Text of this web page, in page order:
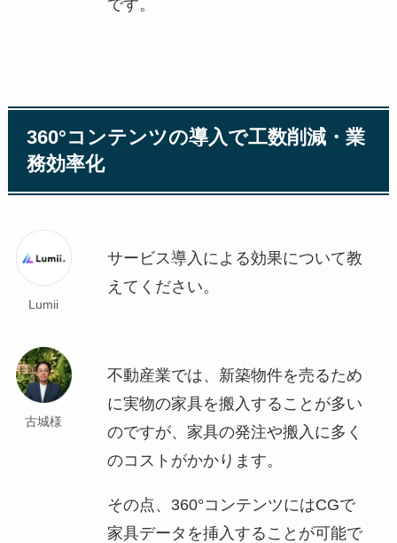
です。
360°コンテンツの導入で工数削減・業
務効率化
Lumii
サービス導入による効果について教
えてください。
古城様
不動産業では、新築物件を売るため
に実物の家具を搬入することが多い
のですが、家具の発注や搬入に多く
のコストがかかります。
その点、360°コンテンツにはCGで
家具データを挿入することが可能で